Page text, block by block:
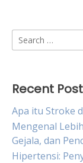
Search
for:
Recent
Apa itu Stroke
Mengenal
Gejala, dan
Hipertensi: